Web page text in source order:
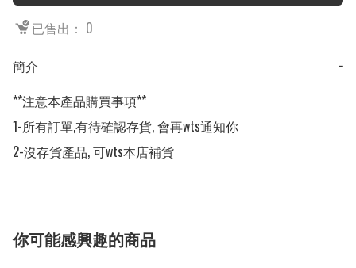
已售出： 0
簡介
−
**注意本產品購買事項**
1-所有訂單,有待確認存貨, 會再wts通知你
2-沒存貨產品, 可wts本店補貨
你可能感興趣的商品